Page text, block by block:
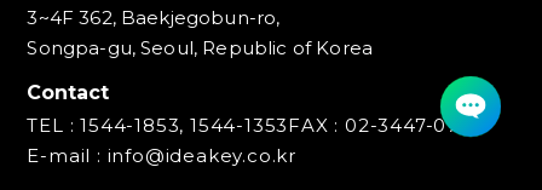
3~4F 362, Baekjegobun-ro,
Songpa-gu, Seoul, Republic of Korea
Contact
TEL : 1544-1853, 1544-1353FAX : 02-3447-0700
E-mail : info@ideakey.co.kr